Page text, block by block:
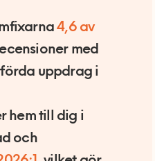
4,6 av
med
uppdrag i
hem till dig i
och